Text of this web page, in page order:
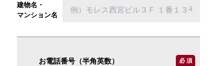
建物名・
マンション名
お電話番号（半角英数） 必 須